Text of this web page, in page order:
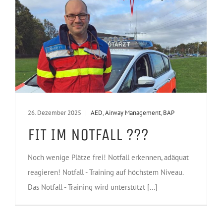
26. Dezember 2025 | AED,Airway Management, BAP
FIT IM NOTFALL ???
Noch wenige Plätze frei! Notfall erkennen, adäquat
reagieren! Notfall - Training auf höchstem Niveau.
Das Notfall - Training wird unterstützt [...]